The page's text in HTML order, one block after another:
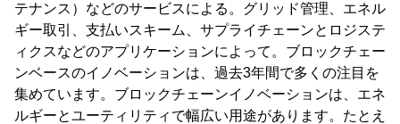
テナンス）などのサービスによる。グリッド管理、エネル
ギー取引、支払いスキーム、サプライチェーンとロジステ
ィクスなどのアプリケーションによって。ブロックチェー
ンベースのイノベーションは、過去3年間で多くの注目を
集めています。ブロックチェーンイノベーションは、エネ
ルギーとユーティリティで幅広い用途があります。たとえ